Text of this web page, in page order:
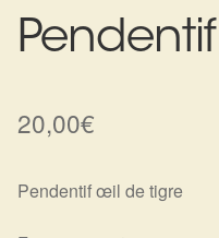
Harmonisation de
20,00€
Pendentif œil de tigre